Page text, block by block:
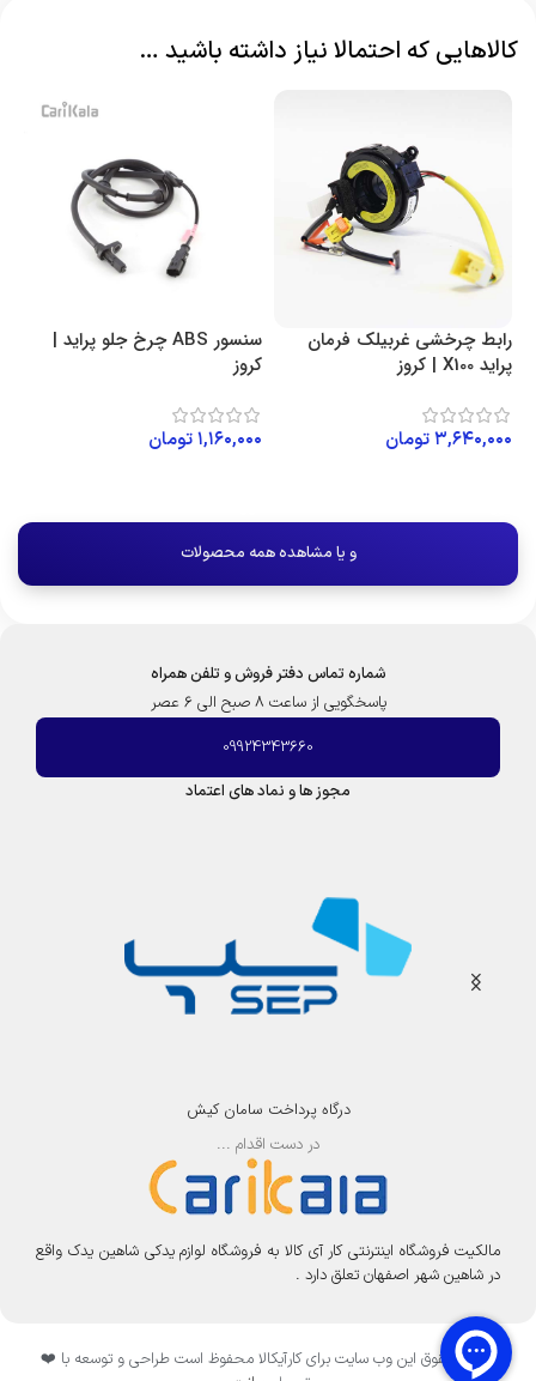
کالاهایی که احتمالا نیاز داشته باشید …
رابط چرخشی غربیلک فرمان
پراید X100 | کروز
۳,۶۴۰,۰۰۰تومان
سنسور ABS چرخ جلو پراید |
کروز
۱,۱۶۰,۰۰۰تومان
و یا مشاهده همه محصولات
شماره تماس دفتر فروش و تلفن همراه
پاسخگویی از ساعت 8 صبح الی 6 عصر
09924343660
مجوز ها و نماد های اعتماد
درگاه پرداخت سامان کیش
در دست اقدام ...
مالکیت فروشگاه اینترنتی کار آی کالا به فروشگاه لوازم یدکی شاهین یدک واقع
در شاهین شهر اصفهان تعلق دارد .
تمامی حقوق این وب سایت برای کارآیکالا محفوظ است طراحی و توسعه با ❤️